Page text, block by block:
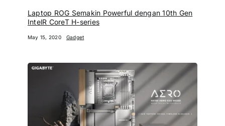
Laptop ROG Semakin Powerful dengan 10th Gen
IntelR CoreT H-series
May 15, 2020 Gadget